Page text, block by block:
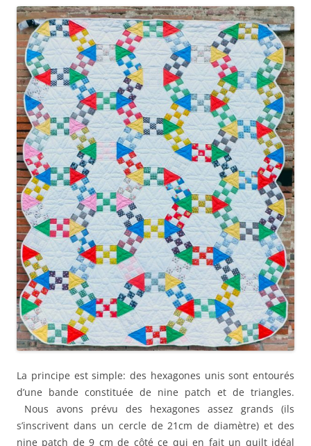
La principe est simple: des hexagones unis sont entourés
d’une bande constituée de nine patch et de triangles.
Nous avons prévu des hexagones assez grands (ils
s’inscrivent dans un cercle de 21cm de diamètre) et des
nine patch de 9 cm de côté ce qui en fait un quilt idéal